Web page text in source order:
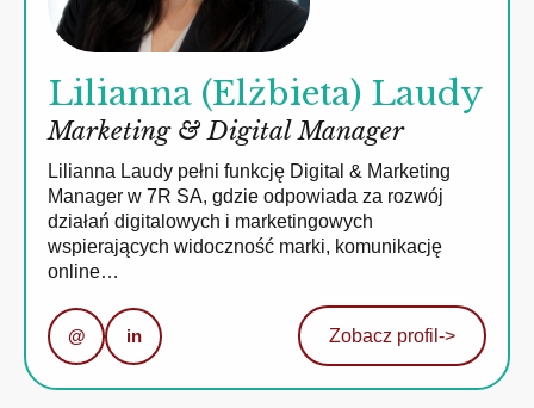
Lilianna (Elżbieta) Laudy
Marketing & Digital Manager
Lilianna Laudy pełni funkcję Digital & Marketing
Manager w 7R SA, gdzie odpowiada za rozwój
działań digitalowych i marketingowych
wspierających widoczność marki, komunikację
online…
@ in Zobacz profil ->